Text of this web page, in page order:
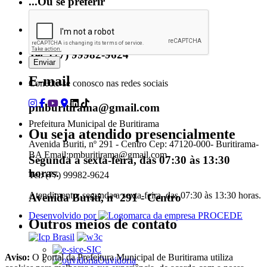
Ligue para nós
Tel: (77) 99982-9624
E-mail
pmburitirama@gmail.com
Ou seja atendido presencialmente
Segunda a sexta-feira, das 07:30 às 13:30
horas.
Avenida Buriti, nº 291 - Centro
Outros meios de contato
e-SIC
Ouvidoria
Conecte-se conosco nas redes sociais
Prefeitura Municipal de Buritirama
Avenida Buriti, nº 291 - Centro Cep: 47120-000- Buritirama-
BA Email:pmburitirama@gmail.com
Tel: (77) 99982-9624
Atendimento: segunda a sexta-feira, das 07:30 às 13:30 horas.
Desenvolvido por
Aviso: O Portal da Prefeitura Municipal de Buritirama utiliza